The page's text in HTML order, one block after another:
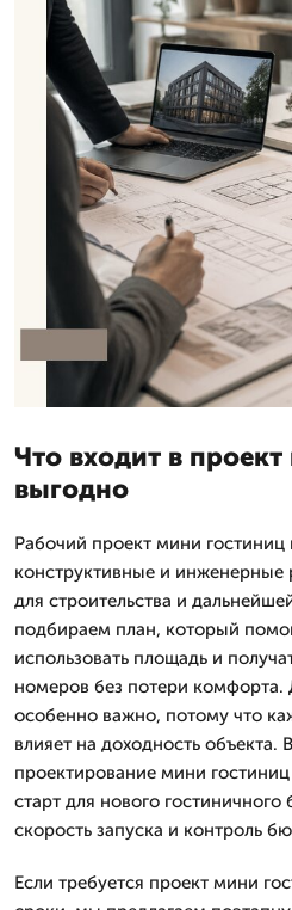
Что входит в
выгодно
Рабочий проект мини гостиниц
конструктивные и
для строительства и
подбираем план, который
использовать площадь и
номеров без потери комфорта.
особенно важно, потому что
влияет на доходность
проектирование мини
старт для нового гостиничного
скорость запуска и контроль
Если требуется проект мини